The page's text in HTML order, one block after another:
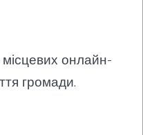
місцевих онлайн-
громади.